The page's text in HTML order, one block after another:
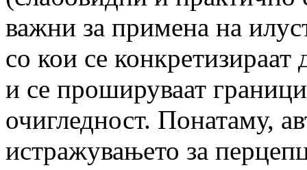
важни за примена на
со кои се конкретизираат
и се прошируваат
очигледност. Понатаму,
истражувањето за